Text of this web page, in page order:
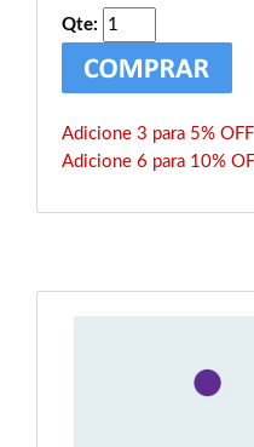
Qte:
Adicione 3 para 5% OFF
Adicione 6 para 10%